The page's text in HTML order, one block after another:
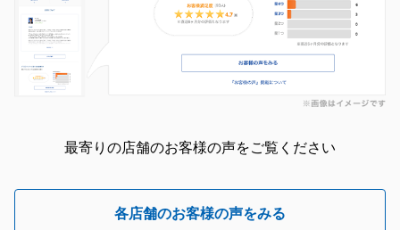
最寄りの店舗のお客様の声をご覧ください
各店舗のお客様の声をみる